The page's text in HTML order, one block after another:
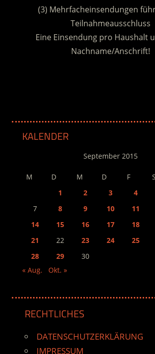
(3) Mehrfacheinsendungen
Teilnahmeausschluss
Eine Einsendung pro Haushalt
Nachname/Anschrift!
KALENDER
September 2015
M D M D F S
1
2 3 4
7
8 9 10 11
14
15 16 17 18
21
22 23 24 25
28
29
30
« Aug.
Okt. »
RECHTLICHES
DATENSCHUTZERKLÄRUNG
IMPRESSUM